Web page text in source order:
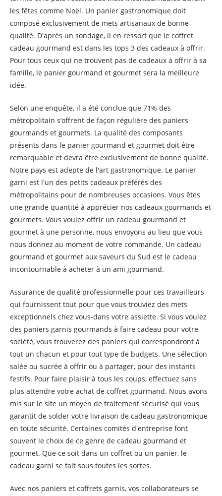
les fêtes comme Noël. Un panier gastronomique doit
composé exclusivement de mets artisanaux de bonne
qualité. D'après un sondage, il en ressort que le coffret
cadeau gourmand est dans les tops 3 des cadeaux à offrir.
Pour tous ceux qui ne trouvent pas de cadeaux à offrir à sa
famille, le panier gourmand et gourmet sera la meilleure
idée.
Selon une enquête, il a été conclue que 71% des
métropolitain s’offrent de façon régulière des paniers
gourmands et gourmets. La qualité des composants
présents dans le panier gourmand et gourmet doit être
remarquable et devra être exclusivement de bonne qualité.
Notre pays est adepte de l'art gastronomique. Le panier
garni est l'un des petits cadeaux préférés des
métropolitains pour de nombreuses occasions. Vous êtes
une grande quantité à apprécier nos cadeaux gourmands et
gourmets. Vous voulez offrir un cadeau gourmand et
gourmet à une personne, nous envoyons au lieu que vous
nous donnez au moment de votre commande. Un cadeau
gourmand et gourmet aux saveurs du Sud est le cadeau
incontournable à acheter à un ami gourmand.
Assurance de qualité professionnelle pour ces travailleurs
qui fournissent tout pour que vous trouviez des mets
exceptionnels chez vous-dans votre assiette. Si vous voulez
des paniers garnis gourmands à faire cadeau pour votre
société, vous trouverez des paniers qui correspondront à
tout un chacun et pour tout type de budgets. Une sélection
salée ou sucrée à offrir ou à partager, pour des instants
festifs. Pour faire plaisir à tous les coups, effectuez sans
plus attendre votre achat de coffret gourmand. Nous avons
mis sur le site un moyen de traitement sécurisé qui vous
garantit de solder votre livraison de cadeau gastronomique
en toute sécurité. Certaines comités d'entreprise font
souvent le choix de ce genre de cadeau gourmand et
gourmet. Que ce soit dans un coffret ou un panier, le
cadeau garni se fait sous toutes les sortes.
Avec nos paniers et coffrets garnis, vos collaborateurs se